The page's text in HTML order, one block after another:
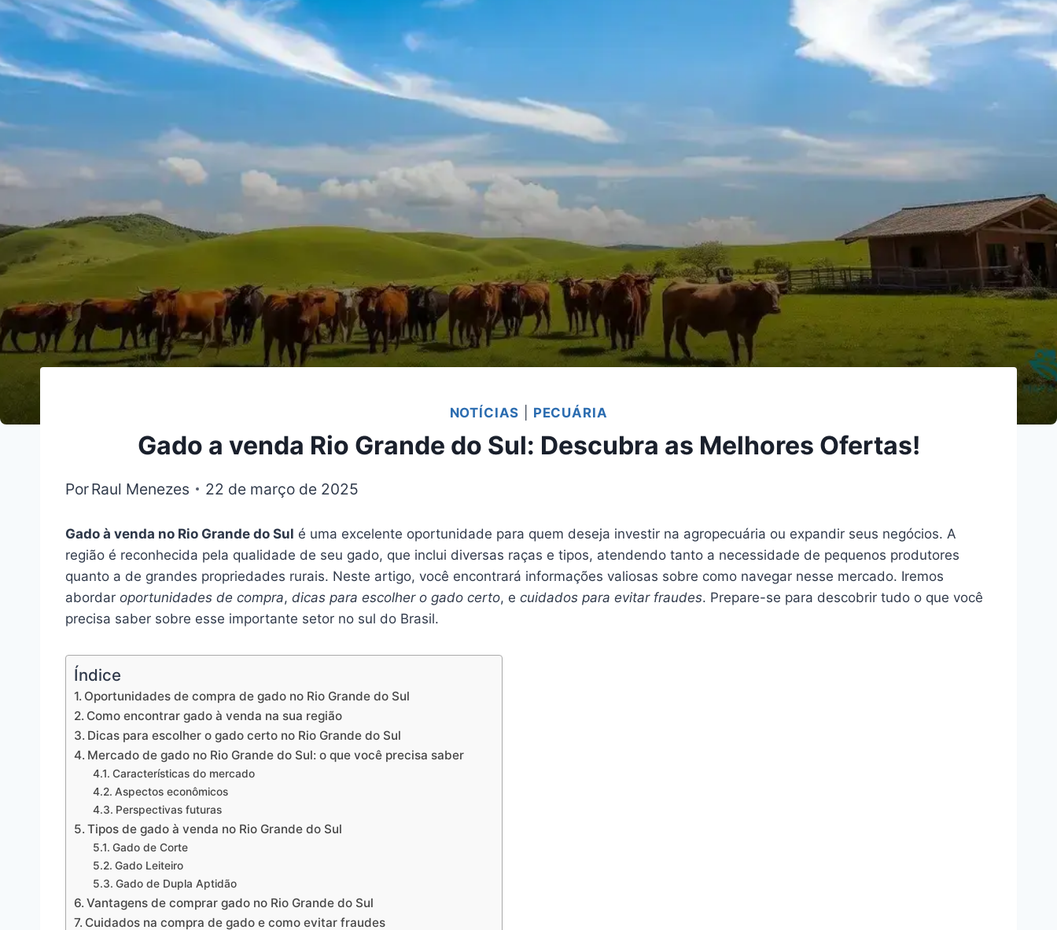
NOTÍCIAS PECUÁRIA
Gado a venda Rio Grande do Sul: Descubra as Melhores Ofertas!
PorRaul Menezes 22 de março de 2025
Gado à venda no Rio Grande do Sul é uma excelente oportunidade para quem deseja investir na agropecuária ou expandir seus negócios. A
região é reconhecida pela qualidade de seu gado, que inclui diversas raças e tipos, atendendo tanto a necessidade de pequenos produtores
quanto a de grandes propriedades rurais. Neste artigo, você encontrará informações valiosas sobre como navegar nesse mercado. Iremos
abordar oportunidades de compra, dicas para escolher o gado certo, e cuidados para evitar fraudes. Prepare-se para descobrir tudo o que você
precisa saber sobre esse importante setor no sul do Brasil.
Índice
Oportunidades de compra de gado no Rio Grande do Sul
Como encontrar gado à venda na sua região
Dicas para escolher o gado certo no Rio Grande do Sul
Mercado de gado no Rio Grande do Sul: o que você precisa saber
Características do mercado
Aspectos econômicos
Perspectivas futuras
Tipos de gado à venda no Rio Grande do Sul
Gado de Corte
Gado Leiteiro
Gado de Dupla Aptidão
Vantagens de comprar gado no Rio Grande do Sul
Cuidados na compra de gado e como evitar fraudes